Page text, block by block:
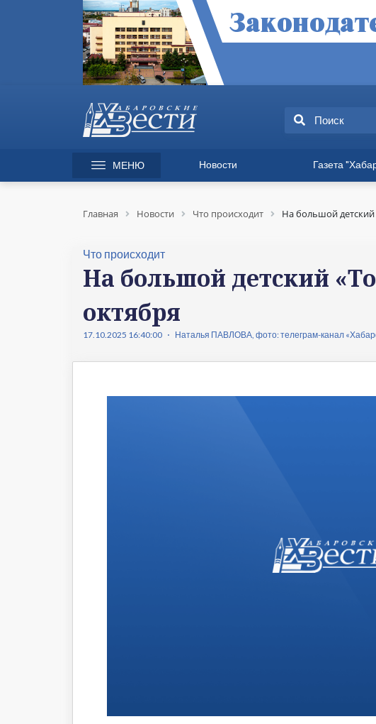
МЕНЮ Новости
Происшествия
Политика
Что происходит
Сюжеты
Интервью
Транспорт
Газета
Экономика
Информация для
Новости
Общество
Главная Новости Что происходит На большой
Что происходит
На большой детский
октября
17.10.2025 16:40:00 Наталья ПАВЛОВА, фото: телеграм-канал